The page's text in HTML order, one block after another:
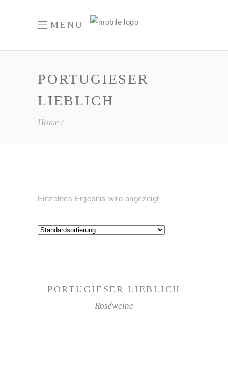
MENU
PORTUGIESER
LIEBLICH
Home
Einzelnes Ergebnis wird angezeigt
PORTUGIESER LIEBLICH
Roséweine